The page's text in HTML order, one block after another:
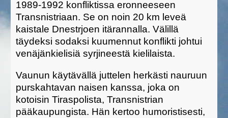
1989-1992 konfliktissa eronneeseen
Transnistriaan. Se on noin 20 km leveä
kaistale Dnestrjoen itärannalla. Välillä
täydeksi sodaksi kuumennut konflikti johtui
venäjänkielisiä syrjineestä kielilaista.
Vaunun käytävällä juttelen herkästi nauruun
purskahtavan naisen kanssa, joka on
kotoisin Tiraspolista, Transnistrian
pääkaupungista. Hän kertoo humoristisesti,